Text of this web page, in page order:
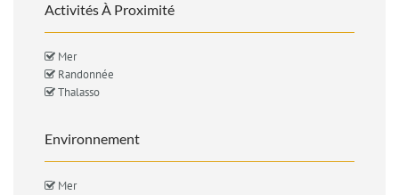
Activités À Proximité
Mer
Randonnée
Thalasso
Environnement
Mer